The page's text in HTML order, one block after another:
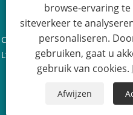
Copyright © 2023 Qingdao
Ltd. - Foodtruck, Foodtrailer,
Links
Sitemap
browse-ervaring
siteverkeer te
personaliseren.
gebruiken, gaat u
gebruik van cookies.
Afwijzen